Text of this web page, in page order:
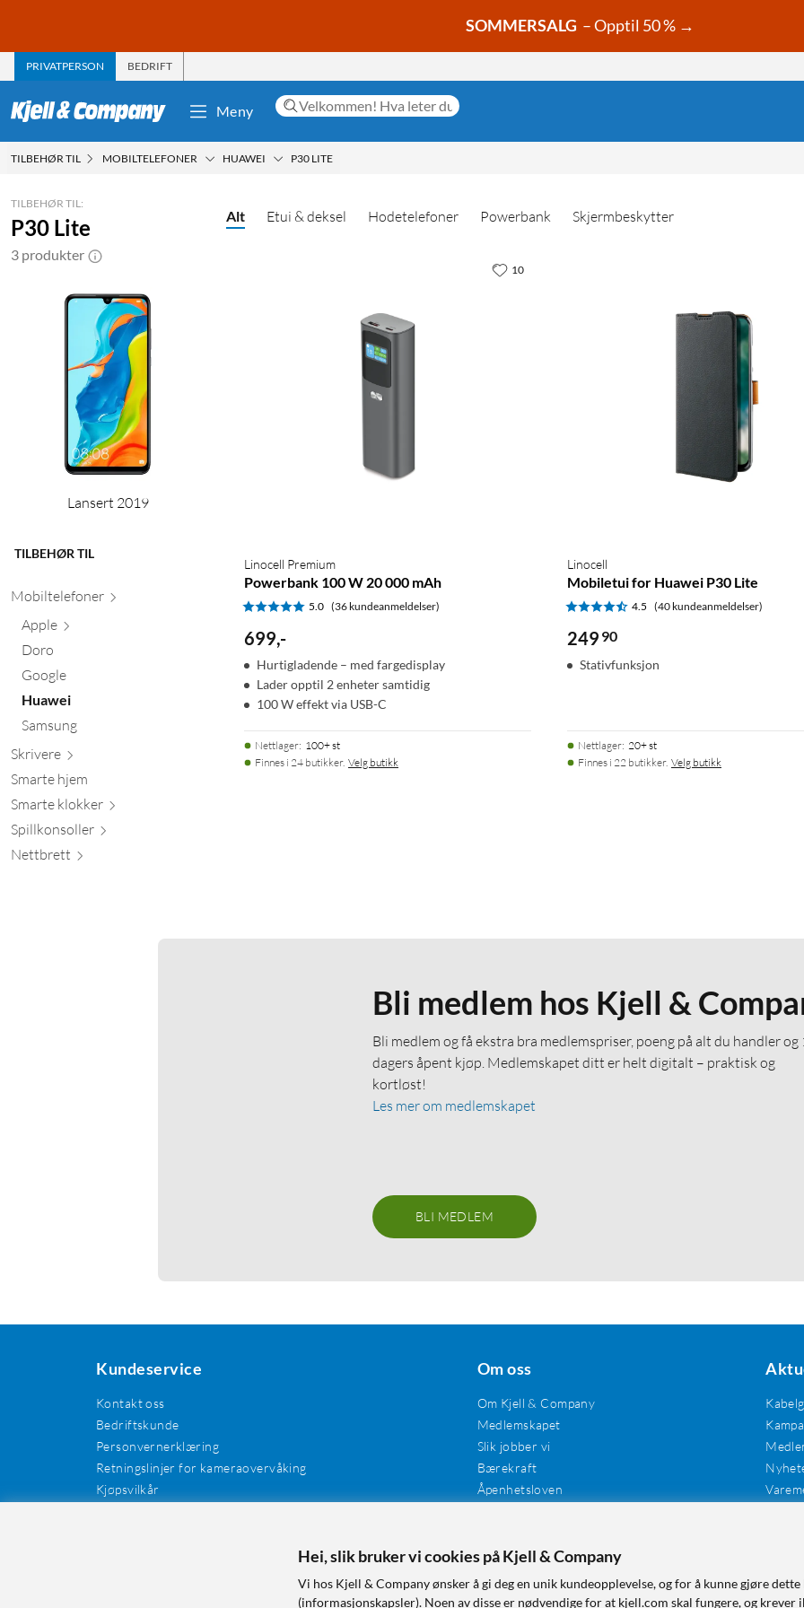
SOMMERSALG – Opptil 50 % →
PRIVATPERSON BEDRIFT
Meny
TILBEHØR TIL MOBILTELEFONER HUAWEI P30 LITE
TILBEHØR TIL:
P30 Lite
3 produkter
Lansert 2019
TILBEHØR TIL
Mobiltelefoner
Apple
Doro
Google
Huawei
Samsung
Skrivere
Smarte hjem
Smarte klokker
Spillkonsoller
Nettbrett
Alt Etui & deksel Hodetelefoner Powerbank Skjermbeskytter
Linocell Premium
Powerbank 100 W 20 000 mAh
5.0 (36 kundeanmeldelser)
699,-
Hurtigladende – med fargedisplay
Lader opptil 2 enheter samtidig
100 W effekt via USB-C
Nettlager: 100+ st
Finnes i 24 butikker. Velg butikk
10
Linocell
Mobiletui for Huawei P30 Lite
4.5 (40 kundeanmeldelser)
249 90
Stativfunksjon
Nettlager: 20+ st
Finnes i 22 butikker. Velg butikk
Bli medlem hos Kjell &
Bli medlem og få ekstra bra medlemspriser, poeng på alt du handler og
dagers åpent kjøp. Medlemskapet ditt er helt digitalt – praktisk og
kortløst!
Les mer om medlemskapet
BLI MEDLEM
Kundeservice
Kontakt oss
Bedriftskunde
Personvernerklæring
Retningslinjer for kameraovervåking
Kjøpsvilkår
Om oss
Om Kjell & Company
Medlemskapet
Slik jobber vi
Bærekraft
Åpenhetsloven
Tilgjengelighet
Hei, slik bruker vi cookies på Kjell & Company
Vi hos Kjell & Company ønsker å gi deg en unik kundeopplevelse, og for å kunne gjøre
(informasjonskapsler). Noen av disse er nødvendige for at kjell.com skal fungere, og krever